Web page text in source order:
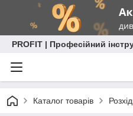
PROFIT | Професійний
Каталог товарів